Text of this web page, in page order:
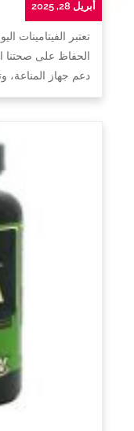
أبريل 28, 2025
تعتبر الفيتامينات
الحفاظ على صحتنا
دعم جهاز المناعة،